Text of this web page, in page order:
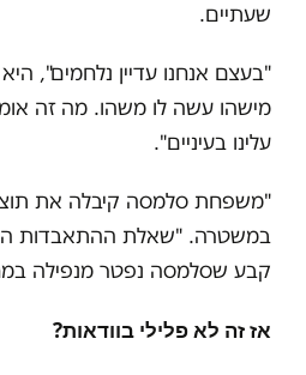
שעתיים.
"בעצם אנחנו עדיין נלחמים",
מישהו עשה לו משהו. מה זה
עלינו בעיניים"
.
"משפחת סלמסה קיבלה את
במשטרה. "שאלת ההתאבדות
קבע שסלמסה נפטר מנפילה
אז זה לא פלילי בוודאות?